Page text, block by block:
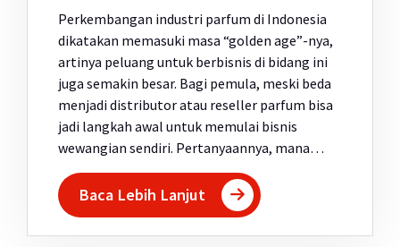
Perkembangan industri parfum di Indonesia
dikatakan memasuki masa “golden age”-nya,
artinya peluang untuk berbisnis di bidang ini
juga semakin besar. Bagi pemula, meski beda
menjadi distributor atau reseller parfum bisa
jadi langkah awal untuk memulai bisnis
wewangian sendiri. Pertanyaannya, mana…
Baca Lebih Lanjut